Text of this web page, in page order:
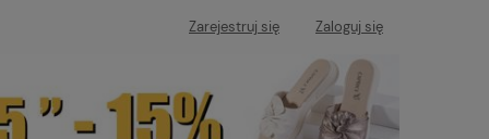
Zarejestruj się Zaloguj się